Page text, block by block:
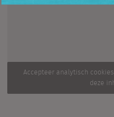
Accepteer analytisch
deze